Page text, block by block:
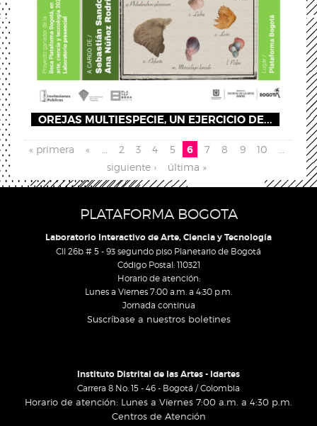
OREJAS MULTIESPECIE, UN EJERCICIO DE...
Páginas
« primera « 2 3 4 5 6 7 8 9 10
siguiente ›
última »
PLATAFORMA BOGOTA
Laboratorio Interactivo de Arte, Ciencia y Tecnología
Cll 26b # 5 - 93 segundo piso Planetario de Bogotá
Código Postal: 110321
Horario de atención:
Lunes a Viernes 7:00 a.m. a 4:30 p.m.
Jornada continua
Suscríbase a nuestros boletines
Instituto Distrital de las Artes - Idartes
Carrera 8 No. 15 - 46 - Bogotá / Colombia
Horario de atención: Lunes a Viernes 7:00 a.m. a 4:30 p.m.
Centros de Atención